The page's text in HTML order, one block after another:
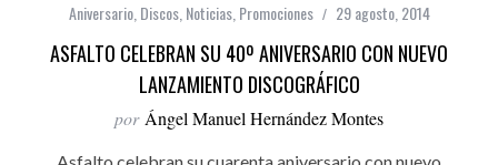
Aniversario,Discos,Noticias,Promociones 29 agosto, 2014
ASFALTO CELEBRAN SU 40º ANIVERSARIO CON NUEVO
LANZAMIENTO DISCOGRÁFICO
por Ángel Manuel Hernández Montes